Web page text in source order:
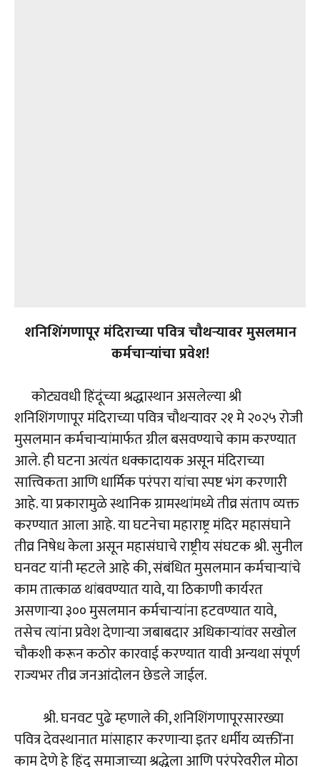
शनिशिंगणापूर मंदिराच्या पवित्र चौथऱ्यावर मुसलमान
कर्मचाऱ्यांचा प्रवेश!
कोट्यवधी हिंदूंच्या श्रद्धास्थान असलेल्या श्री
शनिशिंगणापूर मंदिराच्या पवित्र चौथऱ्यावर २१ मे २०२५ रोजी
मुसलमान कर्मचाऱ्यांमार्फत ग्रील बसवण्याचे काम करण्यात
आले. ही घटना अत्यंत धक्कादायक असून मंदिराच्या
सात्त्विकता आणि धार्मिक परंपरा यांचा स्पष्ट भंग करणारी
आहे. या प्रकारामुळे स्थानिक ग्रामस्थांमध्ये तीव्र संताप व्यक्त
करण्यात आला आहे. या घटनेचा महाराष्ट्र मंदिर महासंघाने
तीव्र निषेध केला असून महासंघाचे राष्ट्रीय संघटक श्री. सुनील
घनवट यांनी म्हटले आहे की, संबंधित मुसलमान कर्मचाऱ्यांचे
काम तात्काळ थांबवण्यात यावे, या ठिकाणी कार्यरत
असणाऱ्या ३०० मुसलमान कर्मचाऱ्यांना हटवण्यात यावे,
तसेच त्यांना प्रवेश देणाऱ्या जबाबदार अधिकाऱ्यांवर सखोल
चौकशी करून कठोर कारवाई करण्यात यावी अन्यथा संपूर्ण
राज्यभर तीव्र जनआंदोलन छेडले जाईल.
श्री. घनवट पुढे म्हणाले की, शनिशिंगणापूरसारख्या
पवित्र देवस्थानात मांसाहार करणाऱ्या इतर धर्मीय व्यक्तींना
काम देणे हे हिंदू समाजाच्या श्रद्धेला आणि परंपरेवरील मोठा